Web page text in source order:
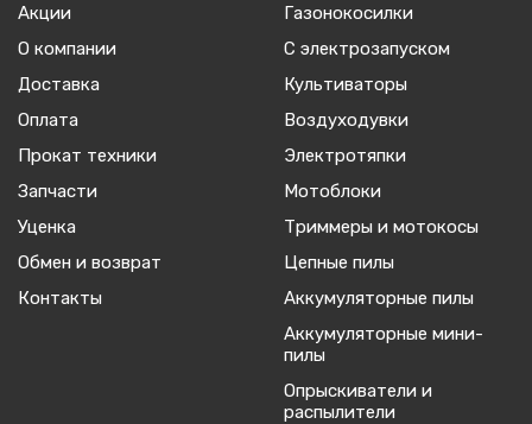
Акции
О компании
Доставка
Оплата
Прокат техники
Запчасти
Уценка
Обмен и возврат
Контакты
Газонокосилки
С электрозапуском
Культиваторы
Воздуходувки
Электротяпки
Мотоблоки
Триммеры и мотокосы
Цепные пилы
Аккумуляторные пилы
Аккумуляторные мини-
пилы
Опрыскиватели и
распылители